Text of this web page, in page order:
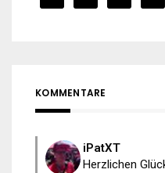
KOMMENTARE
iPatXT
Herzlichen